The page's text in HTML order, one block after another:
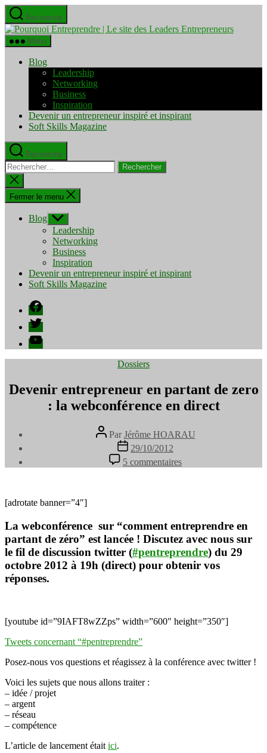
Aller
au
contenu
Recherche
Pourquoi
Menu
Blog
Leadership
Networking
Business
Inspiration
Devenir un entrepreneur inspiré et inspirant
Soft Skills Magazine
Recherche
Rechercher :
Fermer
la
recherche
Fermer le menu
Blog Afficher
le
sous-
menu
Leadership
Networking
Business
Inspiration
Devenir un entrepreneur inspiré et inspirant
Soft Skills Magazine
Facebook
Twitter
YouTube
Catégories
Dossiers
Devenir entrepreneur en partant de zero
: la webconférence en direct
Auteur
de
l’article
Par Jérôme HOARAU
Date
de
l’article
29/10/2012
5 commentaires
Devenir
zero
la
webconférence
en
[adrotate banner=”4″]
La webconférence sur “comment entreprendre en
partant de zéro” est lancée ! Discutez avec nous sur
le fil de discussion twitter (#pentreprendre) du 29
octobre 2012 à 19h (direct) pour obtenir vos
réponses.
[youtube id=”9IAFT8wZZps” width=”600″ height=”350″]
Tweets concernant “#pentreprendre”
Posez-nous vos questions et réagissez à la conférence avec twitter !
Voici les sujets que nous allons traiter :
– idée / projet
– argent
– réseau
– compétence
L’article de lancement était ici.